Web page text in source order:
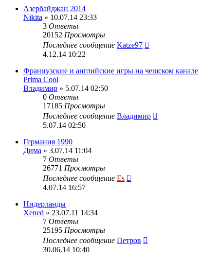
Азербайджан 2014
Nikita » 10.07.14 23:33
3 Ответы
20152 Просмотры
Последнее сообщение Katze97
4.12.14 10:22
Французские и английские игры на чешском канале
Prima Cool
Владимир » 5.07.14 02:50
0 Ответы
17185 Просмотры
Последнее сообщение Владимир
5.07.14 02:50
Германия 1990
Дима » 3.07.14 11:04
7 Ответы
26771 Просмотры
Последнее сообщение Es
4.07.14 16:57
Нидерланды
Xened » 23.07.11 14:34
7 Ответы
25195 Просмотры
Последнее сообщение Петров
30.06.14 10:40